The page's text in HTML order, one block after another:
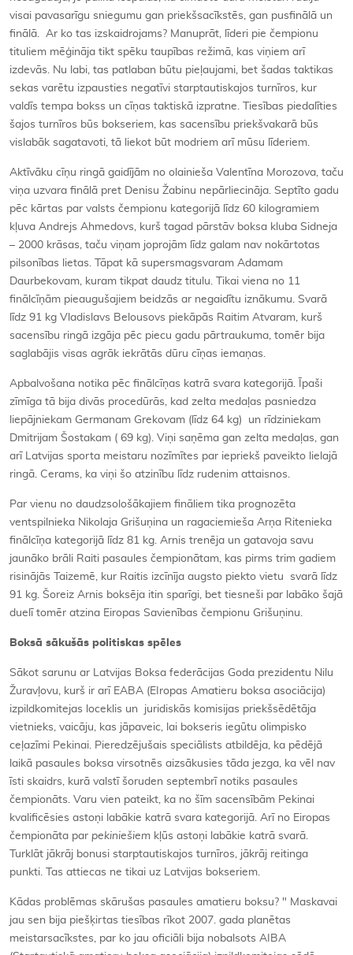
visai pavasarīgu sniegumu gan priekšsacīkstēs, gan pusfinālā un
finālā. Ar ko tas izskaidrojams? Manuprāt, līderi pie čempionu
tituliem mēģināja tikt spēku taupības režimā, kas viņiem arī
izdevās. Nu labi, tas patlaban būtu pieļaujami, bet šadas taktikas
sekas varētu izpausties negatīvi starptautiskajos turnīros, kur
valdīs tempa bokss un cīņas taktiskā izpratne. Tiesības piedalīties
šajos turnīros būs bokseriem, kas sacensību priekšvakarā būs
vislabāk sagatavoti, tā liekot būt modriem arī mūsu līderiem.
Aktīvāku cīņu ringā gaidījām no olainieša Valentīna Morozova, taču
viņa uzvara finālā pret Denisu Žabinu nepārliecināja. Septīto gadu
pēc kārtas par valsts čempionu kategorijā līdz 60 kilogramiem
kļuva Andrejs Ahmedovs, kurš tagad pārstāv boksa kluba Sidneja
– 2000 krāsas, taču viņam joprojām līdz galam nav nokārtotas
pilsonības lietas. Tāpat kā supersmagsvaram Adamam
Daurbekovam, kuram tikpat daudz titulu. Tikai viena no 11
finālcīņām pieaugušajiem beidzās ar negaidītu iznākumu. Svarā
līdz 91 kg Vladislavs Belousovs piekāpās Raitim Atvaram, kurš
sacensību ringā izgāja pēc piecu gadu pārtraukuma, tomēr bija
saglabājis visas agrāk iekrātās dūru cīņas iemaņas.
Apbalvošana notika pēc finālcīņas katrā svara kategorijā. Īpaši
zīmīga tā bija divās procedūrās, kad zelta medaļas pasniedza
liepājniekam Germanam Grekovam (līdz 64 kg) un rīdziniekam
Dmitrijam Šostakam ( 69 kg). Viņi saņēma gan zelta medaļas, gan
arī Latvijas sporta meistaru nozīmītes par iepriekš paveikto lielajā
ringā. Cerams, ka viņi šo atzinību līdz rudenim attaisnos.
Par vienu no daudzsološākajiem fināliem tika prognozēta
ventspilnieka Nikolaja Grišuņina un ragaciemieša Arņa Ritenieka
finālcīņa kategorijā līdz 81 kg. Arnis trenēja un gatavoja savu
jaunāko brāli Raiti pasaules čempionātam, kas pirms trim gadiem
risinājās Taizemē, kur Raitis izcīnīja augsto piekto vietu svarā līdz
91 kg. Šoreiz Arnis boksēja itin sparīgi, bet tiesneši par labāko šajā
duelī tomēr atzina Eiropas Savienības čempionu Grišuņinu.
Boksā sākušās politiskas spēles
Sākot sarunu ar Latvijas Boksa federācijas Goda prezidentu Nilu
Žuravļovu, kurš ir arī EABA (EIropas Amatieru boksa asociācija)
izpildkomitejas loceklis un juridiskās komisijas priekšsēdētāja
vietnieks, vaicāju, kas jāpaveic, lai bokseris iegūtu olimpisko
ceļazīmi Pekinai. Pieredzējušais speciālists atbildēja, ka pēdējā
laikā pasaules boksa virsotnēs aizsākusies tāda jezga, ka vēl nav
īsti skaidrs, kurā valstī šoruden septembrī notiks pasaules
čempionāts. Varu vien pateikt, ka no šīm sacensībām Pekinai
kvalificēsies astoņi labākie katrā svara kategorijā. Arī no Eiropas
čempionāta par pekiniešiem kļūs astoņi labākie katrā svarā.
Turklāt jākrāj bonusi starptautiskajos turnīros, jākrāj reitinga
punkti. Tas attiecas ne tikai uz Latvijas bokseriem.
Kādas problēmas skārušas pasaules amatieru boksu? " Maskavai
jau sen bija piešķirtas tiesības rīkot 2007. gada planētas
meistarsacīkstes, par ko jau oficiāli bija nobalsots AIBA